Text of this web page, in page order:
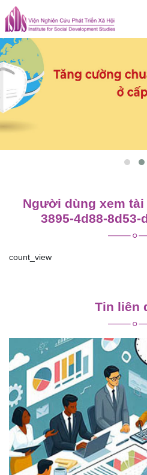
Skip
to
content
Người dùng xem tài
3895-4d88-8d53-
count_view
viết
Tin liên